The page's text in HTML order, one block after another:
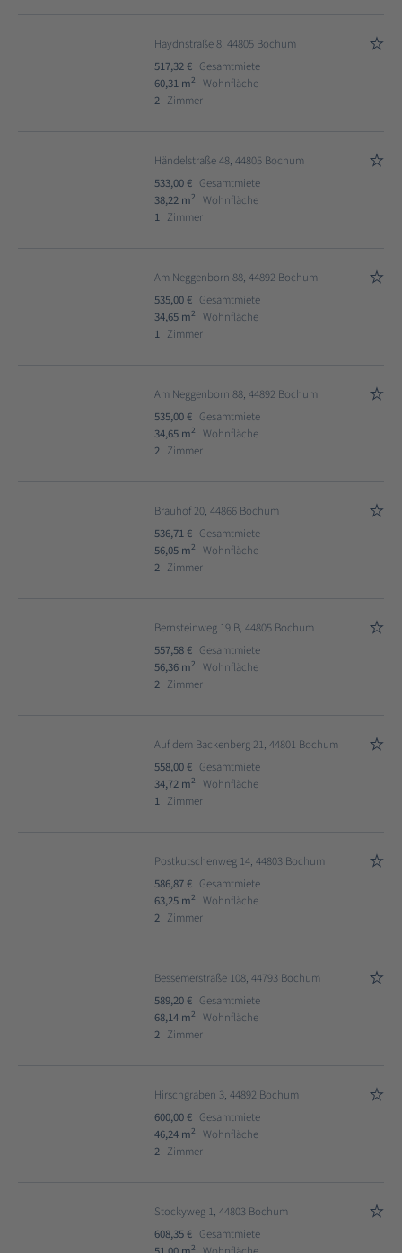
Haydnstraße 8, 44805 Bochum
517,32 € Gesamtmiete
60,31 m2
Wohnfläche
2 Zimmer
Händelstraße 48, 44805 Bochum
533,00 € Gesamtmiete
38,22 m2
Wohnfläche
1 Zimmer
Am Neggenborn 88, 44892 Bochum
535,00 € Gesamtmiete
34,65 m2
Wohnfläche
1 Zimmer
Am Neggenborn 88, 44892 Bochum
535,00 € Gesamtmiete
34,65 m2
Wohnfläche
2 Zimmer
Brauhof 20, 44866 Bochum
536,71 € Gesamtmiete
56,05 m2
Wohnfläche
2 Zimmer
Bernsteinweg 19 B, 44805 Bochum
557,58 € Gesamtmiete
56,36 m2
Wohnfläche
2 Zimmer
Auf dem Backenberg 21, 44801 Bochum
558,00 € Gesamtmiete
34,72 m2
Wohnfläche
1 Zimmer
Postkutschenweg 14, 44803 Bochum
586,87 € Gesamtmiete
63,25 m2
Wohnfläche
2 Zimmer
Bessemerstraße 108, 44793 Bochum
589,20 € Gesamtmiete
68,14 m2
Wohnfläche
2 Zimmer
Hirschgraben 3, 44892 Bochum
600,00 € Gesamtmiete
46,24 m2
Wohnfläche
2 Zimmer
Stockyweg 1, 44803 Bochum
608,35 € Gesamtmiete
2